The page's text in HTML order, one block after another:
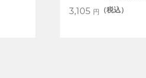
3,105 円 （税込）